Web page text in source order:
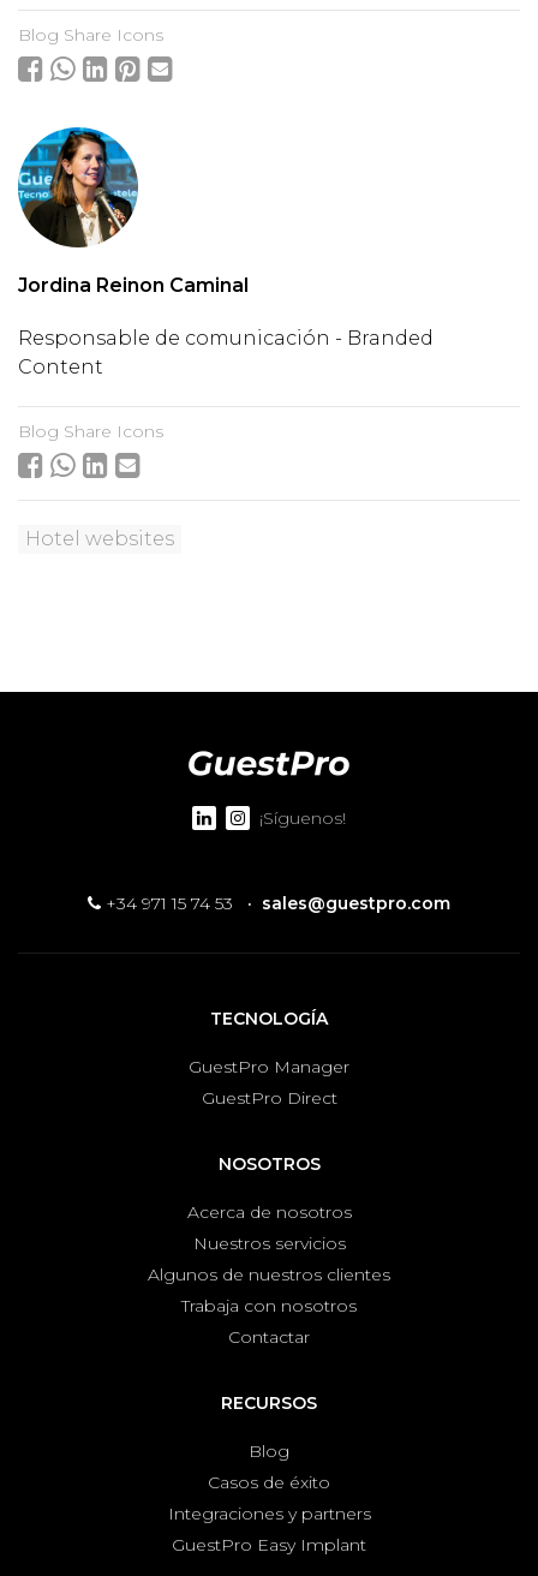
Blog Share Icons
Jordina Reinon Caminal
Responsable de comunicación - Branded
Content
Blog Share Icons
Hotel websites
¡Síguenos!
+34 971 15 74 53 · sales@guestpro.com
TECNOLOGÍA
GuestPro Manager
GuestPro Direct
NOSOTROS
Acerca de nosotros
Nuestros servicios
Algunos de nuestros clientes
Trabaja con nosotros
Contactar
RECURSOS
Blog
Casos de éxito
Integraciones y partners
GuestPro Easy Implant